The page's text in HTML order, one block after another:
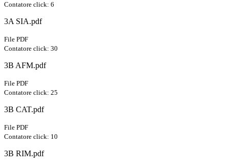
Contatore click: 6
3A SIA.pdf
File PDF
Contatore click: 30
3B AFM.pdf
File PDF
Contatore click: 25
3B CAT.pdf
File PDF
Contatore click: 10
3B RIM.pdf